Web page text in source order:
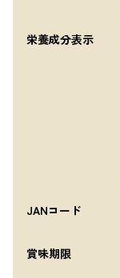
栄養成分表示
JANコード
賞味期限